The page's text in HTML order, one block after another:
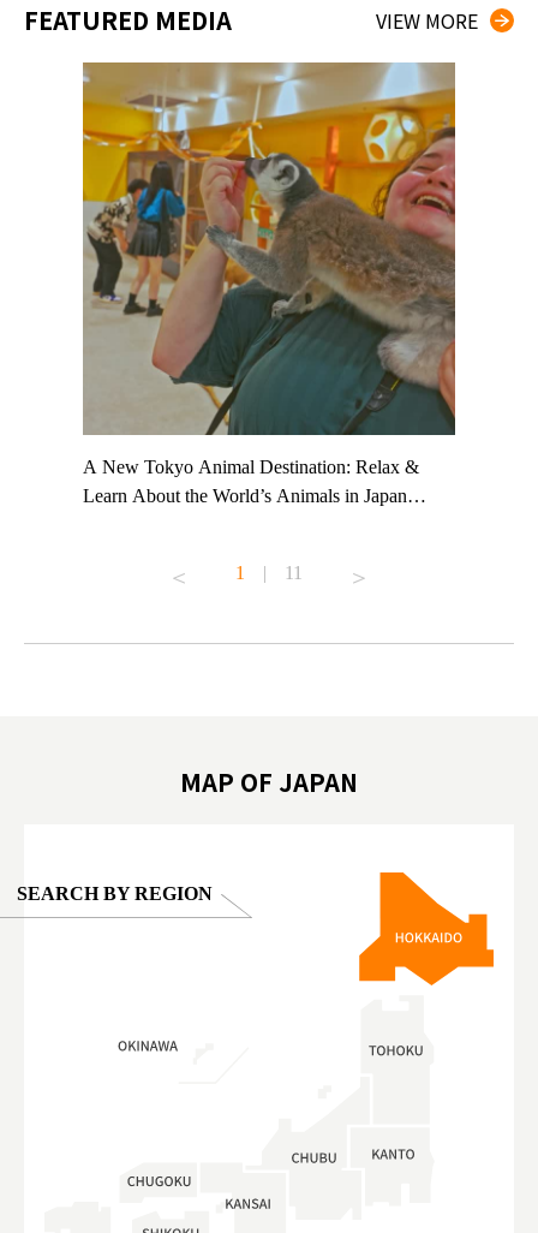
FEATURED MEDIA VIEW MORE
#kyoto
A New Tokyo Animal Destination: Relax &
Learn About the World’s Animals in Japan
#japantrip #카피바라 #애니터치 #아이와가볼
京親子景點 #日本動物互動體驗 #水豚泡澡 #
1 | 11
MAP OF JAPAN
SEARCH BY REGION